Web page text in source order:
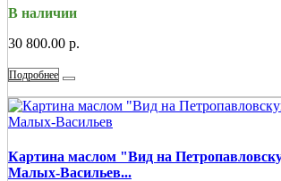
В наличии
30 800.00 р.
Подробнее
Картина маслом "Вид на
Малых-Васильев...